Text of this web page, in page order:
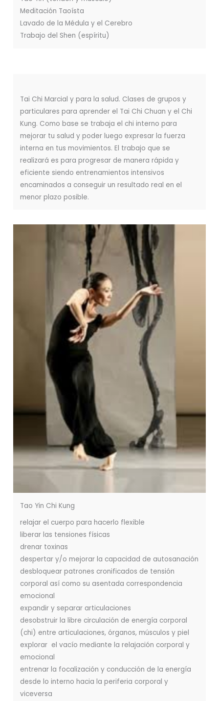
Meditación Taoísta
Lavado de la Médula y el Cerebro
Trabajo del Shen (espíritu)
Tai Chi Marcial y para la salud. Clases de grupos y
particulares para aprender el Tai Chi Chuan y el Chi
Kung. Como base se trabaja el chi interno para
mejorar tu salud y poder luego expresar la fuerza
interna en tus movimientos. El trabajo que se
realizará es para progresar de manera rápida y
eficiente siendo entrenamientos intensivos
encaminados a conseguir un resultado real en el
menor plazo posible.
Tao Yin Chi Kung
relajar el cuerpo para hacerlo flexible
liberar las tensiones físicas
drenar toxinas
despertar y/o mejorar la capacidad de autosanación
desbloquear patrones cronificados de tensión
corporal así como su asentada correspondencia
emocional
expandir y separar articulaciones
desobstruir la libre circulación de energía corporal
(chi) entre articulaciones, órganos, músculos y piel
explorar el vacío mediante la relajación corporal y
emocional
entrenar la focalización y conducción de la energía
desde lo interno hacia la periferia corporal y
viceversa